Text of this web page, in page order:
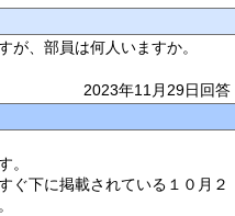
が、部員は何人いますか。
2023年11月29日回答
。
ぐ下に掲載されている１０月２